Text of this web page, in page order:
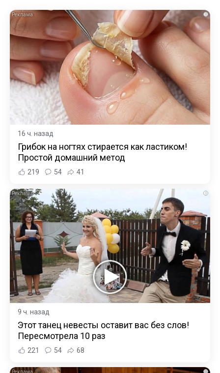
i
16 ч. назад
Грибок на ногтях стирается как ластиком!
Простой домашний метод
219 54 41
i
9 ч. назад
Этот танец невесты оставит вас без слов!
Пересмотрела 10 раз
221 54 68
i